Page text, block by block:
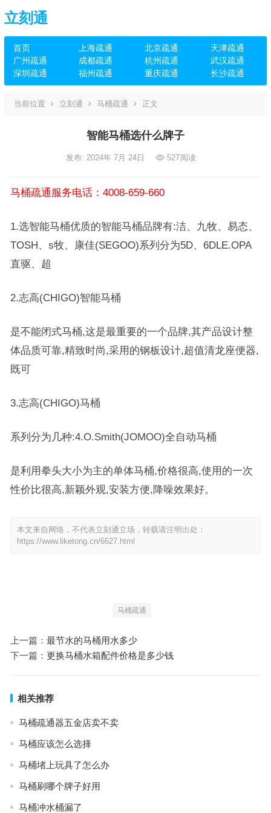
立刻通
首页 上海疏通 北京疏通
天津疏通
广州疏通
成都疏通 杭州疏通
武汉疏通
深圳疏通
福州疏通 重庆疏通 长沙疏通
当前位置 立刻通 马桶疏通 正文
智能马桶选什么牌子
发布: 2024年 7月 24日 527阅读
马桶疏通服务电话：4008-659-660
1.选智能马桶优质的智能马桶品牌有:洁、九牧、易态、
TOSH、s牧、康佳(SEGOO)系列分为5D、6DLE.OPA
直驱、超
2.志高(CHIGO)智能马桶
是不能闭式马桶,这是最重要的一个品牌,其产品设计整
体品质可靠,精致时尚,采用的钢板设计,超值清龙座便器,
既可
3.志高(CHIGO)马桶
系列分为几种:4.O.Smith(JOMOO)全自动马桶
是利用拳头大小为主的单体马桶,价格很高,使用的一次
性价比很高,新颖外观,安装方便,降噪效果好。
本文来自网络，不代表立刻通立场，转载请注明出处：
https://www.liketong.cn/6627.html
马桶疏通
上一篇： 最节水的马桶用水多少
下一篇： 更换马桶水箱配件价格是多少钱
相关推荐
马桶疏通器五金店卖不卖
马桶应该怎么选择
马桶堵上玩具了怎么办
马桶刷哪个牌子好用
马桶冲水桶漏了